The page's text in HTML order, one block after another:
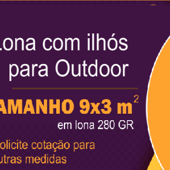
para mídias
poucos minutos com nossos
e ativações de marca.
ferramentas.
definição.